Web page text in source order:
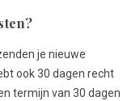
je nieuwe
ook 30 dagen recht
termijn van 30 dagen